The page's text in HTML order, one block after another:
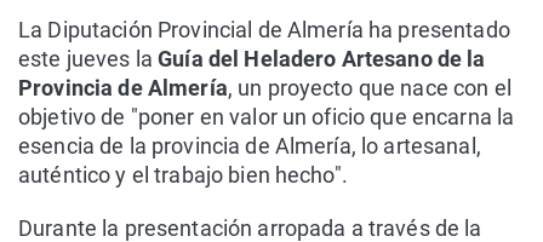
La Diputación Provincial de Almería ha presentado
este jueves laGuía del Heladero Artesano de la
Provincia de Almería, un proyecto que nace con el
objetivo de "poner en valor un oficio que encarna la
esencia de la provincia de Almería, lo artesanal,
auténtico y el trabajo bien hecho".
Durante la presentación arropada a través de la